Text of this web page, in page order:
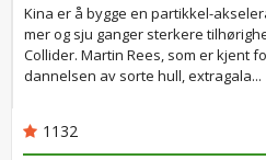
Kina er å bygge en partikkel-
mer og sju ganger sterkere
Collider. Martin Rees, som er kjent
dannelsen av sorte hull, extragala...
1132